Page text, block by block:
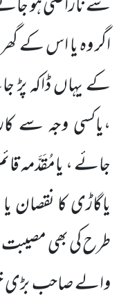
اگر وہ یا اس کے
کے یہاں ڈاکہ پڑ
،یاکسی وجہ سے
جائے ، یامُقَدَّمہ
یاگاڑی کا نقصان
طرح کی بھی
والے صاحب بڑی